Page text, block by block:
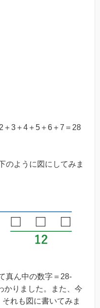
＋3＋4＋5＋6＋7＝28
のように図にしてみま
真ん中の数字＝28-
かりました。また、今
れも図に書いてみま